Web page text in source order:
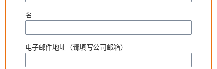
名
电子邮件地址（请填写公司邮箱）